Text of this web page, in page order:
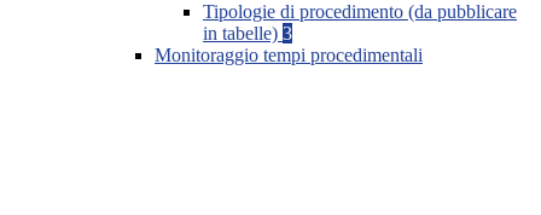
Tipologie di procedimento (da pubblicare
in tabelle) 3
Monitoraggio tempi procedimentali